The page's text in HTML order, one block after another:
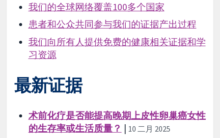
我们的全球网络覆盖100多个国家
患者和公众共同参与我们的证据产出过程
我们向所有人提供免费的健康相关证据和学
习资源
最新证据
术前化疗是否能提高晚期上皮性卵巢癌女性
的生存率或生活质量？ | 10 二月 2025